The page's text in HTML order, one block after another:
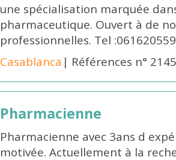
une spécialisation marquée
pharmaceutique. Ouvert à de
professionnelles. Tel
Casablanca | Références n°
Pharmacienne
Pharmacienne avec 3ans d
motivée. Actuellement à la